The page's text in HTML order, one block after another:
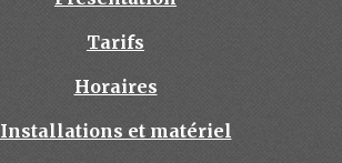
Tarifs
Horaires
Installations et matériel